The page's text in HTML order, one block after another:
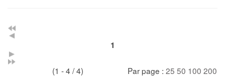
1
(1 - 4 / 4) Par page : 25 50 100 200